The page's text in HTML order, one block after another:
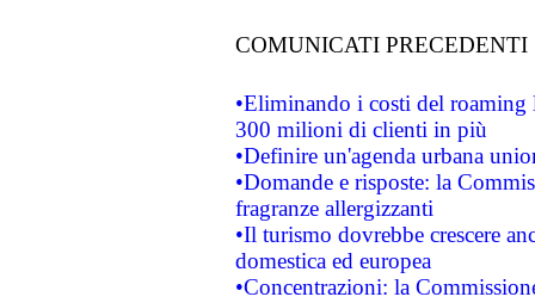
COMUNICATI PRECEDENTI
•Eliminando i costi del roaming
300 milioni di clienti in più
•Definire un'agenda urbana
•Domande e risposte: la
fragranze allergizzanti
•Il turismo dovrebbe crescere
domestica ed europea
•Concentrazioni: la